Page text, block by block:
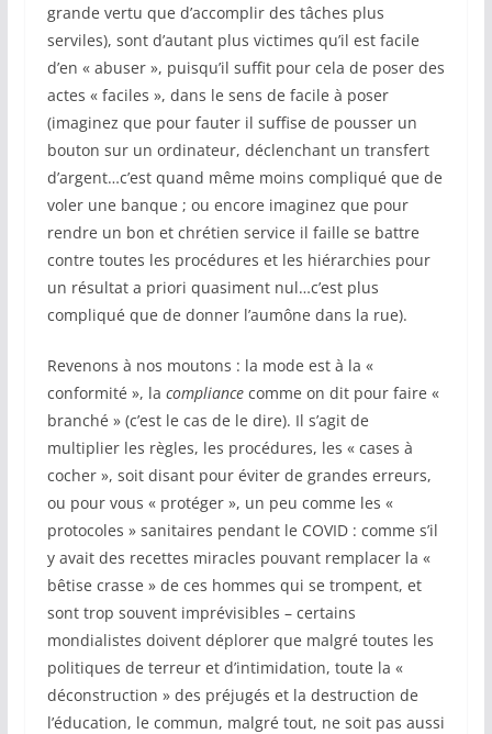
grande vertu que d’accomplir des tâches plus
serviles), sont d’autant plus victimes qu’il est facile
d’en « abuser », puisqu’il suffit pour cela de poser des
actes « faciles », dans le sens de facile à poser
(imaginez que pour fauter il suffise de pousser un
bouton sur un ordinateur, déclenchant un transfert
d’argent…c’est quand même moins compliqué que de
voler une banque ; ou encore imaginez que pour
rendre un bon et chrétien service il faille se battre
contre toutes les procédures et les hiérarchies pour
un résultat a priori quasiment nul…c’est plus
compliqué que de donner l’aumône dans la rue).
Revenons à nos moutons : la mode est à la «
conformité », la compliancecomme on dit pour faire «
branché » (c’est le cas de le dire). Il s’agit de
multiplier les règles, les procédures, les « cases à
cocher », soit disant pour éviter de grandes erreurs,
ou pour vous « protéger », un peu comme les «
protocoles » sanitaires pendant le COVID : comme s’il
y avait des recettes miracles pouvant remplacer la «
bêtise crasse » de ces hommes qui se trompent, et
sont trop souvent imprévisibles – certains
mondialistes doivent déplorer que malgré toutes les
politiques de terreur et d’intimidation, toute la «
déconstruction » des préjugés et la destruction de
l’éducation, le commun, malgré tout, ne soit pas aussi